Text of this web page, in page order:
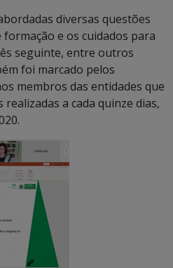
diversas questões
e os cuidados para
seguinte, entre outros
foi marcado pelos
membros das entidades que
a cada quinze dias,